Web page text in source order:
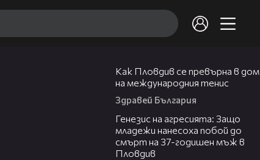
Как Пловдив се превърна в дом
на международния тенис
Здравей България
Генезис на агресията: Защо
младежи нанесоха побой до
смърт на 37-годишен мъж в
Пловдив